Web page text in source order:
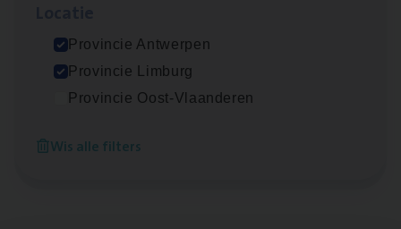
Provincie Antwerpen
Provincie Limburg
Provincie Oost-Vlaanderen
Wis alle filters
Test Ana­lyst
Antwerpen